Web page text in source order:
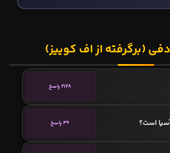
(برگرفته از اف کوییز)
2128 پاسخ
است؟ 36 پاسخ